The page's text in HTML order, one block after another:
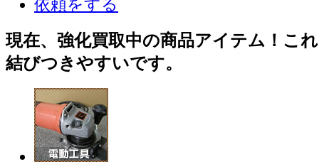
現在、強化買取中の商品アイテム！こ
結びつきやすいです。